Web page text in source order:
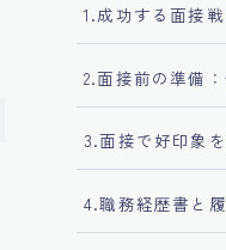
1.成功する面接
2.面接前の準備
3.面接で好印象
4.職務経歴書と